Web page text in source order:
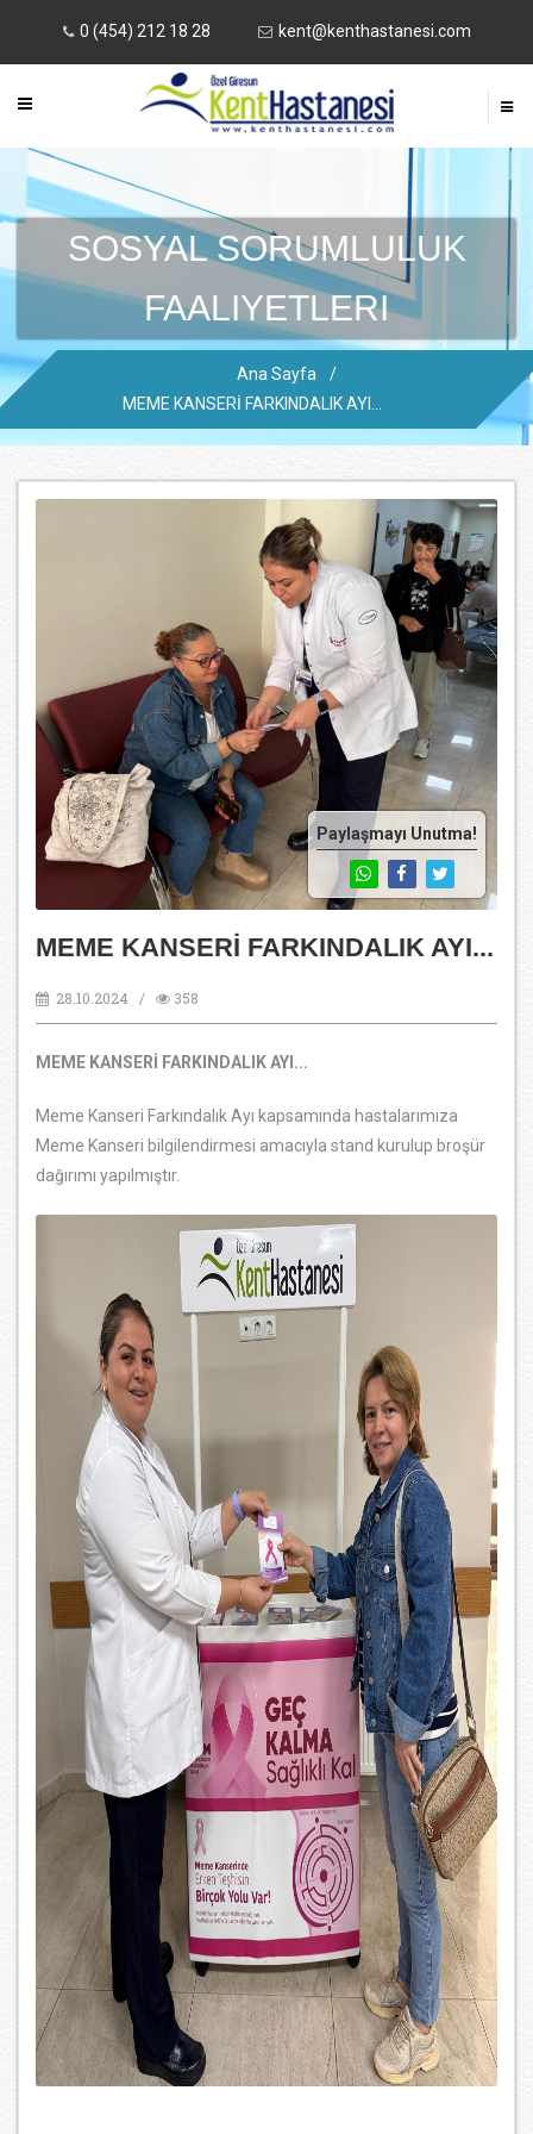
0 (454) 212 18 28 kent@kenthastanesi.com
SOSYAL SORUMLULUK
FAALIYETLERI
Ana Sayfa
/
MEME KANSERİ FARKINDALIK AYI...
Paylaşmayı Unutma!
MEME KANSERİ FARKINDALIK AYI...
28.10.2024 / 358
MEME KANSERİ FARKINDALIK AYI...
Meme Kanseri Farkındalık Ayı kapsamında hastalarımıza
Meme Kanseri bilgilendirmesi amacıyla stand kurulup broşür
dağırımı yapılmıştır.